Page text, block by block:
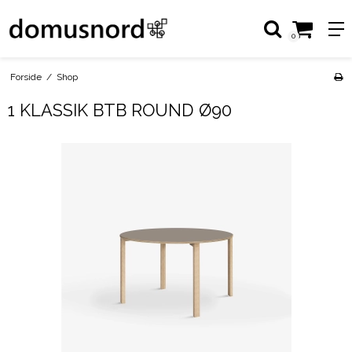
0
Forside / Shop
1 KLASSIK BTB ROUND Ø90